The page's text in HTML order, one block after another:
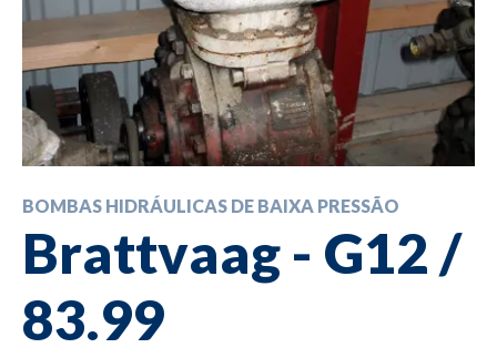
BOMBAS HIDRÁULICAS DE BAIXA PRESSÃO
Brattvaag - G12 /
83.99